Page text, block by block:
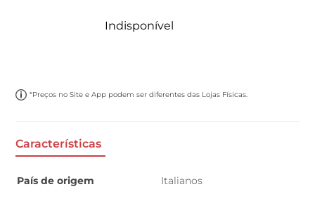
Indisponível
*Preços no Site e App podem ser diferentes das Lojas Físicas.
Características
País de origem Italianos